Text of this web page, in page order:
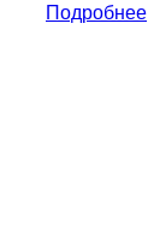
Подробнее